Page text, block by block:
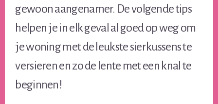
gewoon aangenamer. De volgende tips
helpen je in elk geval al goed op weg om
je woning met de leukste sierkussens te
versieren en zo de lente met een knal te
beginnen!